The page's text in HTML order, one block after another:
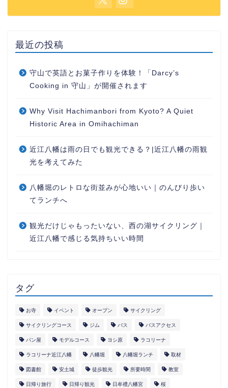
最近の投稿
守山で英語とお菓子作りを体験！「Darcy’s
Cooking in 守山」が開催されます
Why Visit Hachimanbori from Kyoto? A Quiet
Historic Area in Omihachiman
近江八幡は雨の日でも観光できる？|近江八幡の雨観
光を考えてみた
八幡堀のレトロな街並みが心地いい｜のんびり歩い
てランチへ
観光だけじゃもったいない、西の湖サイクリング｜
近江八幡で感じる気持ちいい時間
タグ
お寺 イベント オープン サイクリング
サイクリングコース ジム バス バスアクセス
パン屋 モデルコース ヨシ原 ラコリーナ
ラコリーナ近江八幡 八幡堀 八幡堀ランチ 取材
図書館 安土城 徒歩観光 所要時間 教室
日帰り旅行 日帰り観光 日牟禮八幡宮 桜